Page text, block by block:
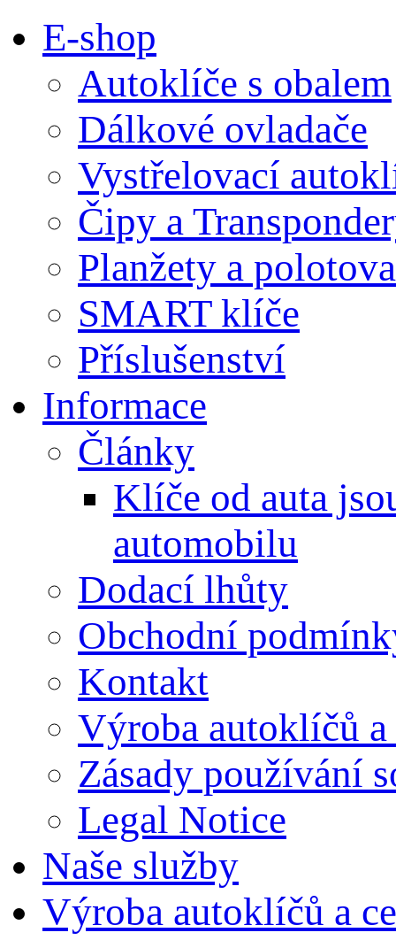
E-shop
Autoklíče s obalem
Dálkové ovladače
Vystřelovací
Čipy a
Planžety a
SMART klíče
Příslušenství
Informace
Články
Klíče od auta
automobilu
Dodací lhůty
Obchodní
Kontakt
Výroba autoklíčů
Zásady používání
Legal Notice
Naše služby
Výroba autoklíčů a